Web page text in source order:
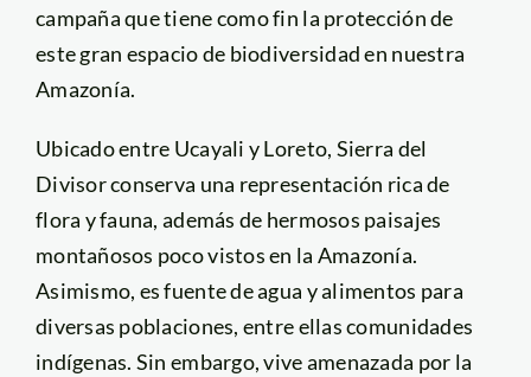
campaña que tiene como fin la protección de
este gran espacio de biodiversidad en nuestra
Amazonía.
Ubicado entre Ucayali y Loreto, Sierra del
Divisor conserva una representación rica de
flora y fauna, además de hermosos paisajes
montañosos poco vistos en la Amazonía.
Asimismo, es fuente de agua y alimentos para
diversas poblaciones, entre ellas comunidades
indígenas. Sin embargo, vive amenazada por la